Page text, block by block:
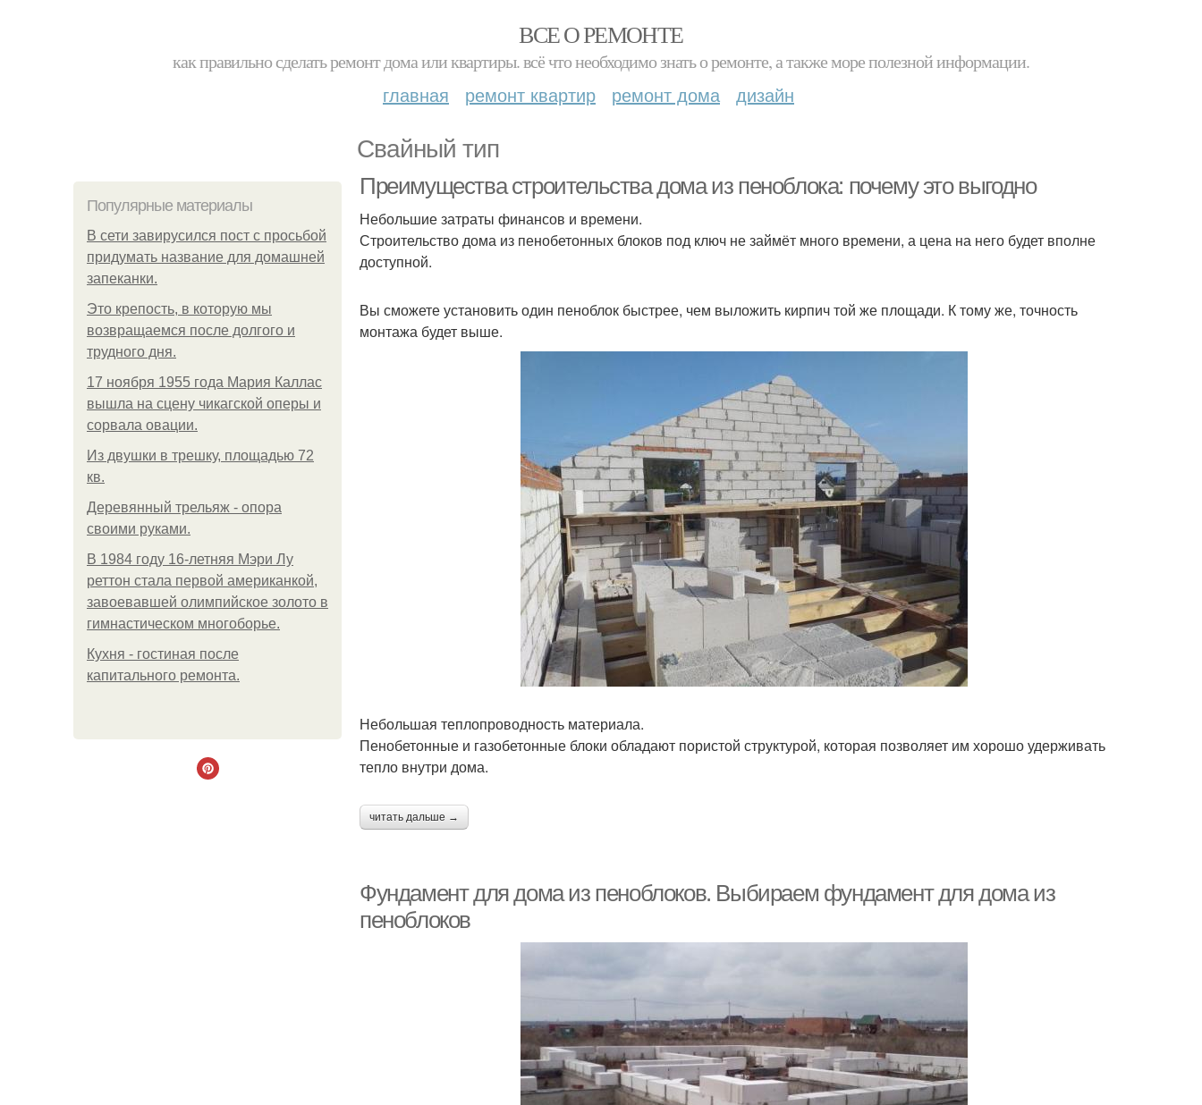
ВСЕ О РЕМОНТЕ
как правильно сделать ремонт дома или квартиры. всё что необходимо знать о ремонте, а также море полезной информации.
главная ремонт квартир ремонт дома дизайн
Свайный тип
Популярные материалы
В сети завирусился пост с просьбой
придумать название для домашней
запеканки.
Это крепость, в которую мы
возвращаемся после долгого и
трудного дня.
17 ноября 1955 года Мария Каллас
вышла на сцену чикагской оперы и
сорвала овации.
Из двушки в трешку, площадью 72
кв.
Деревянный трельяж - опора
своими руками.
В 1984 году 16-летняя Мэри Лу
реттон стала первой американкой,
завоевавшей олимпийское золото в
гимнастическом многоборье.
Кухня - гостиная после
капитального ремонта.
Преимущества строительства дома из пеноблока: почему это выгодно
Небольшие затраты финансов и времени.
Строительство дома из пенобетонных блоков под ключ не займёт много времени, а цена на него будет вполне
доступной.
Вы сможете установить один пеноблок быстрее, чем выложить кирпич той же площади. К тому же, точность
монтажа будет выше.
Небольшая теплопроводность материала.
Пенобетонные и газобетонные блоки обладают пористой структурой, которая позволяет им хорошо удерживать
тепло внутри дома.
читать дальше →
Фундамент для дома из пеноблоков. Выбираем фундамент для дома из
пеноблоков